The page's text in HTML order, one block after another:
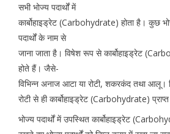
सभी भोज्य पदार्थों में
कार्बोहाइड्रेट (Carbohydrate) होता है। कुछ
पदार्थों के नाम से
जाना जाता है। विषेश रूप से कार्बोहाइड्रेट
होते हैं। जैसे-
विभिन्न अनाज आटा या रोटी, शकरकंद तथा आलू।
रोटी से ही कार्बोहाइड्रेट (Carbohydrate)
भोज्य पदार्थों में उपस्थित कार्बोहाइड्रेट